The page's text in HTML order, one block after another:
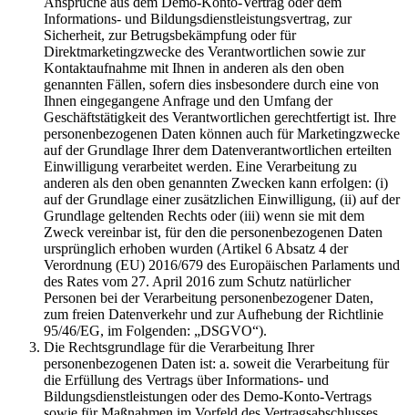
Informations- und Bildungsdienstleistungsvertrag, zur
Sicherheit, zur Betrugsbekämpfung oder für
Direktmarketingzwecke des Verantwortlichen sowie zur
Kontaktaufnahme mit Ihnen in anderen als den oben
genannten Fällen, sofern dies insbesondere durch eine von
Ihnen eingegangene Anfrage und den Umfang der
Geschäftstätigkeit des Verantwortlichen gerechtfertigt ist. Ihre
personenbezogenen Daten können auch für Marketingzwecke
auf der Grundlage Ihrer dem Datenverantwortlichen erteilten
Einwilligung verarbeitet werden. Eine Verarbeitung zu
anderen als den oben genannten Zwecken kann erfolgen: (i)
auf der Grundlage einer zusätzlichen Einwilligung, (ii) auf der
Grundlage geltenden Rechts oder (iii) wenn sie mit dem
Zweck vereinbar ist, für den die personenbezogenen Daten
ursprünglich erhoben wurden (Artikel 6 Absatz 4 der
Verordnung (EU) 2016/679 des Europäischen Parlaments und
des Rates vom 27. April 2016 zum Schutz natürlicher
Personen bei der Verarbeitung personenbezogener Daten,
zum freien Datenverkehr und zur Aufhebung der Richtlinie
95/46/EG, im Folgenden: „DSGVO“).
Die Rechtsgrundlage für die Verarbeitung Ihrer
personenbezogenen Daten ist: a. soweit die Verarbeitung für
die Erfüllung des Vertrags über Informations- und
Bildungsdienstleistungen oder des Demo-Konto-Vertrags